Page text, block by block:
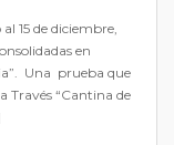
15 de diciembre,
en
Una prueba que
Través “Cantina de